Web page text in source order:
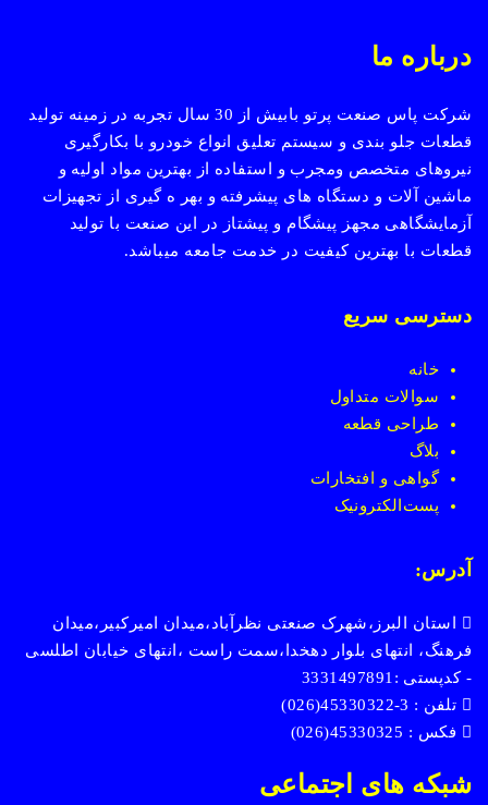
درباره ما
شرکت پاس صنعت پرتو بابیش از 30 سال تجربه در زمینه تولید
قطعات جلو بندی و سیستم تعلیق انواع خودرو با بکارگیری
نیروهای متخصص ومجرب و استفاده از بهترین مواد اولیه و
ماشین آلات و دستگاه های پیشرفته و بهر ه گیری از تجهیزات
آزمایشگاهی مجهز پیشگام و پیشتاز در این صنعت با تولید
قطعات با بهترین کیفیت در خدمت جامعه میباشد.
دسترسی سریع
خانه
سوالات متداول
طراحی قطعه
بلاگ
گواهی و افتخارات
پست الکترونیک
آدرس:
استان البرز،شهرک صنعتی نظرآباد،میدان امیرکبیر،میدان
فرهنگ، انتهای بلوار دهخدا،سمت راست ،انتهای خیابان اطلسی
- کدپستی :3331497891
تلفن : 3-45330322(026)
فکس : 45330325(026)
شبکه های اجتماعی